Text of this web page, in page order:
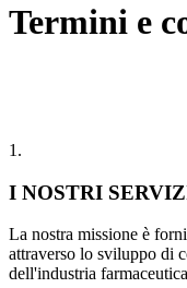
Termini e
1.
I NOSTRI
La nostra missione è
attraverso lo sviluppo di
dell'industria